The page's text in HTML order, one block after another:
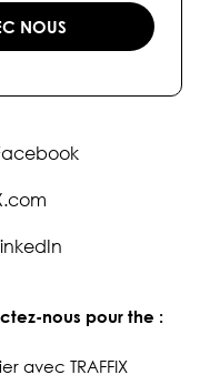
NOUS
nous pour the :
avec TRAFFIX